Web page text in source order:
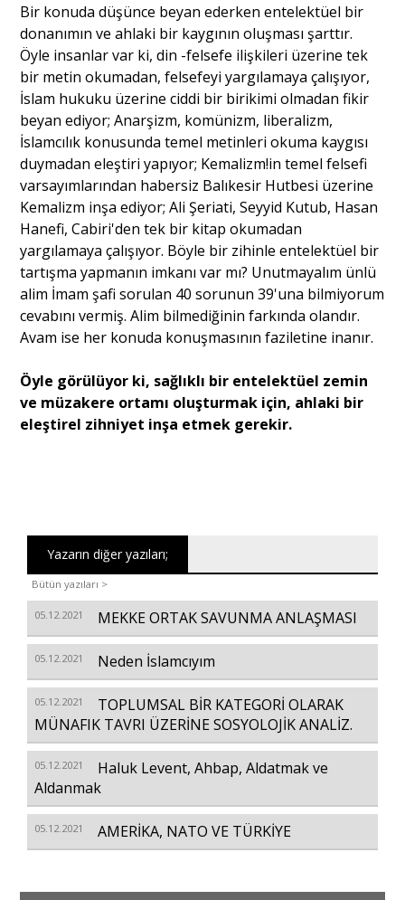
Bir konuda düşünce beyan ederken entelektüel bir
donanımın ve ahlaki bir kaygının oluşması şarttır.
Öyle insanlar var ki, din -felsefe ilişkileri üzerine tek
bir metin okumadan, felsefeyi yargılamaya çalışıyor,
İslam hukuku üzerine ciddi bir birikimi olmadan fikir
beyan ediyor; Anarşizm, komünizm, liberalizm,
İslamcılık konusunda temel metinleri okuma kaygısı
duymadan eleştiri yapıyor; Kemalizm!in temel felsefi
varsayımlarından habersiz Balıkesir Hutbesi üzerine
Kemalizm inşa ediyor; Ali Şeriati, Seyyid Kutub, Hasan
Hanefi, Cabiri'den tek bir kitap okumadan
yargılamaya çalışıyor. Böyle bir zihinle entelektüel bir
tartışma yapmanın imkanı var mı? Unutmayalım ünlü
alim İmam şafi sorulan 40 sorunun 39'una bilmiyorum
cevabını vermiş. Alim bilmediğinin farkında olandır.
Avam ise her konuda konuşmasının faziletine inanır.
Öyle görülüyor ki, sağlıklı bir entelektüel zemin
ve müzakere ortamı oluşturmak için, ahlaki bir
eleştirel zihniyet inşa etmek gerekir.
Yazarın diğer yazıları;
Bütün yazıları >
05.12.2021 MEKKE ORTAK SAVUNMA ANLAŞMASI
05.12.2021 Neden İslamcıyım
05.12.2021
TOPLUMSAL BİR KATEGORİ OLARAK
MÜNAFIK TAVRI ÜZERİNE SOSYOLOJİK ANALİZ.
05.12.2021
Haluk Levent, Ahbap, Aldatmak ve
Aldanmak
05.12.2021 AMERİKA, NATO VE TÜRKİYE